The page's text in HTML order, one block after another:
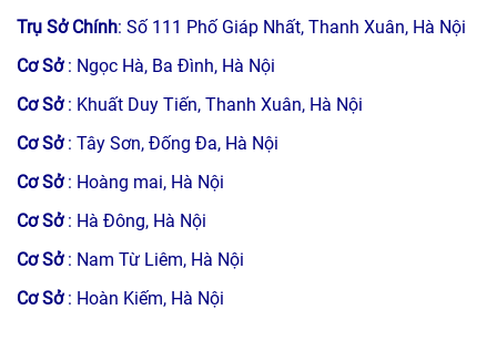
Trụ Sở Chính: Số 111 Phố Giáp Nhất, Thanh Xuân, Hà Nội
Cơ Sở : Ngọc Hà, Ba Đình, Hà Nội
Cơ Sở : Khuất Duy Tiến, Thanh Xuân, Hà Nội
Cơ Sở : Tây Sơn, Đống Đa, Hà Nội
Cơ Sở: Hoàng mai, Hà Nội
Cơ Sở : Hà Đông, Hà Nội
Cơ Sở : Nam Từ Liêm, Hà Nội
Cơ Sở : Hoàn Kiếm, Hà Nội